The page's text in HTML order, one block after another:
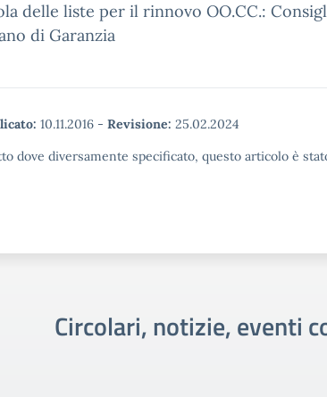
delle liste per il rinnovo OO.CC.:
di Garanzia
10.11.2016 - Revisione: 25.02.2024
dove diversamente specificato, questo articolo è
Circolari, notizie, eventi